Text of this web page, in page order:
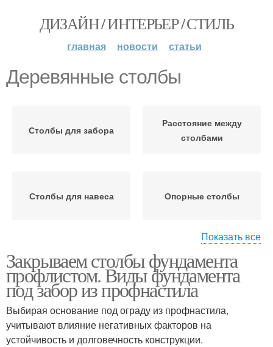
ДИЗАЙН / ИНТЕРЬЕР / СТИЛЬ
главная новости статьи
Деревянные столбы
Столбы для забора
Расстояние между
столбами
Столбы для навеса Опорные столбы
Кирпичные столбы Столбы под забор
Показать все
Закрываем столбы фундамента
профлистом. Виды фундамента
под забор из профнастила
Выбирая основание под ограду из профнастила,
учитывают влияние негативных факторов на
устойчивость и долговечность конструкции.